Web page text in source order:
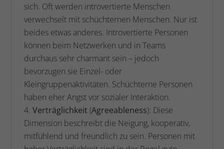
sich. Oft werden introvertierte Menschen
verwechselt mit schüchternen Menschen. Nur ist
beides etwas anderes. Introvertierte Personen
können beim Netzwerken und in Teams
durchaus sehr charmant sein – jedoch
bevorzugen sie Einzel- oder
Kleingruppenaktivitäten. Schüchterne Personen
haben eher Angst vor sozialer Interaktion.
Verträglichkeit (Agreeableness): Diese
Dimension beschreibt die Neigung, kooperativ,
mitfühlend und freundlich zu sein. Personen mit